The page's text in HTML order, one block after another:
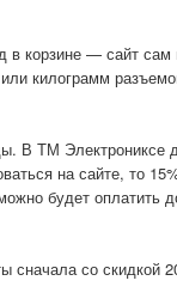
в корзине — сайт сам
килограмм
В ТМ Электрониксе
на сайте, то
будет оплатить
сначала со скидкой